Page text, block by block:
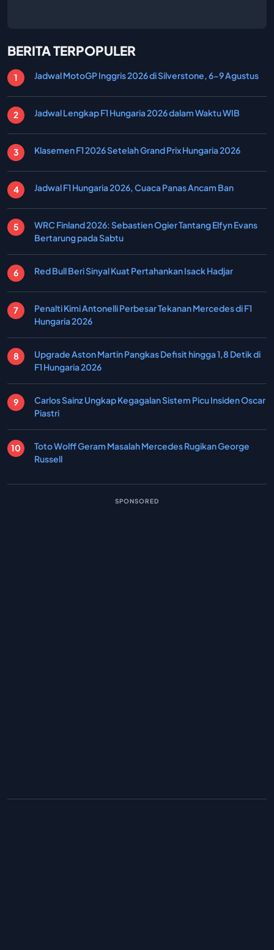
BERITA TERPOPULER
Jadwal MotoGP Inggris 2026 di Silverstone, 6-9 Agustus
Jadwal Lengkap F1 Hungaria 2026 dalam Waktu WIB
Klasemen F1 2026 Setelah Grand Prix Hungaria 2026
Jadwal F1 Hungaria 2026, Cuaca Panas Ancam Ban
WRC Finland 2026: Sebastien Ogier Tantang Elfyn Evans
Bertarung pada Sabtu
Red Bull Beri Sinyal Kuat Pertahankan Isack Hadjar
Penalti Kimi Antonelli Perbesar Tekanan Mercedes di F1
Hungaria 2026
Upgrade Aston Martin Pangkas Defisit hingga 1,8 Detik di
F1 Hungaria 2026
Carlos Sainz Ungkap Kegagalan Sistem Picu Insiden Oscar
Piastri
Toto Wolff Geram Masalah Mercedes Rugikan George
Russell
SPONSORED